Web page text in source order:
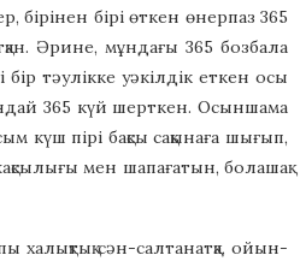
бірінен бірі өткен өнерпаз 365
Әрине, мұндағы 365 бозбала
тәулікке уәкілдік еткен осы
365 күй шерткен. Осыншама
күш пірі бақсы сақынаға шығып,
мен шапағатын, болашақ
сән-салтанатқа, ойын-